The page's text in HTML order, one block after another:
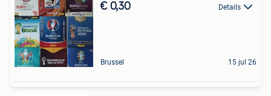
€ 0,30 Details
Brussel 15 jul 26